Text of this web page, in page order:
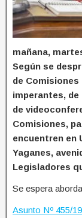
mañana,
Según se
de Comisiones
imperantes,
de
Comisiones,
encuentren en
Yaganes,
Legisladores
Se espera
Asunto Nº 455/